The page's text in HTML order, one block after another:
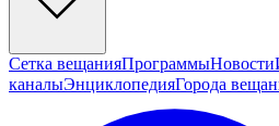
Сетка вещанияПрограммыНовости
каналыЭнциклопедияГорода